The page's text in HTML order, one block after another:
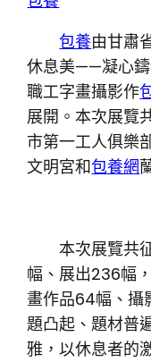
包養由甘肅
休息美——凝心鑄
職工字畫攝影作
展開。本次展覽
市第一工人俱樂
文明宮和包養網
本次展覽共
幅、展出236幅
畫作品64幅、攝
題凸起、題材普
雅，以休息者的